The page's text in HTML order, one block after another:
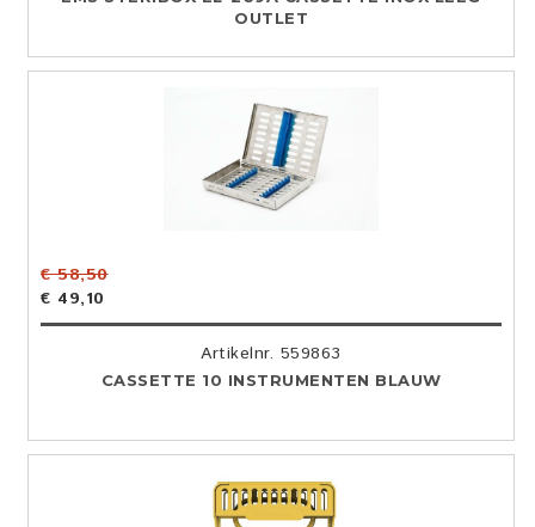
OUTLET
€ 58,50
€ 49,10
Artikelnr. 559863
CASSETTE 10 INSTRUMENTEN BLAUW